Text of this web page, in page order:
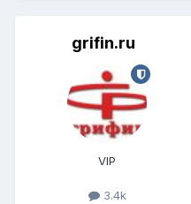
grifin.ru
VIP
3.4k